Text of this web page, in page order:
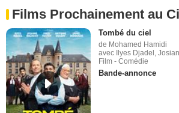
Films Prochainement au
Tombé du ciel
de Mohamed Hamidi
avec Ilyes Djadel,
Film - Comédie
Bande-annonce